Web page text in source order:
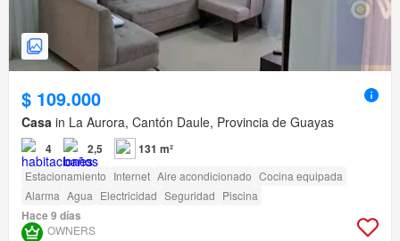
$ 109.000
Casa in La Aurora, Cantón Daule, Provincia de Guayas
4 2,5 131 m²
Estacionamiento Internet Aire acondicionado Cocina equipada
Alarma Agua Electricidad Seguridad Piscina
Hace 9 días
OWNERS